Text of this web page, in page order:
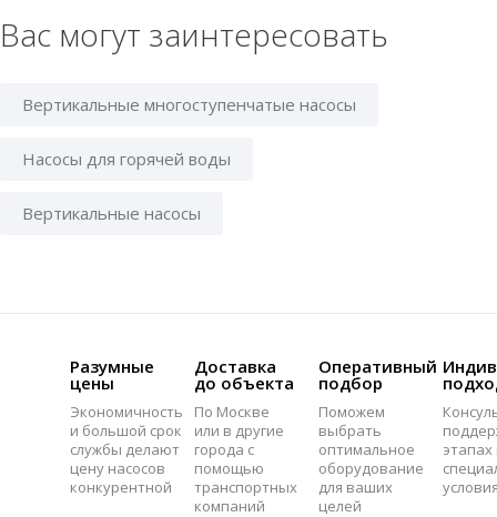
Вас могут заинтересовать
Вертикальные многоступенчатые насосы
Насосы для горячей воды
Вертикальные насосы
Разумные
цены
Экономичность
и большой срок
службы делают
цену насосов
конкурентной
Доставка
до объекта
По Москве
или в другие
города с
помощью
транспортных
компаний
Оперативный
подбор
Поможем
выбрать
оптимальное
оборудование
для ваших
целей
этапах